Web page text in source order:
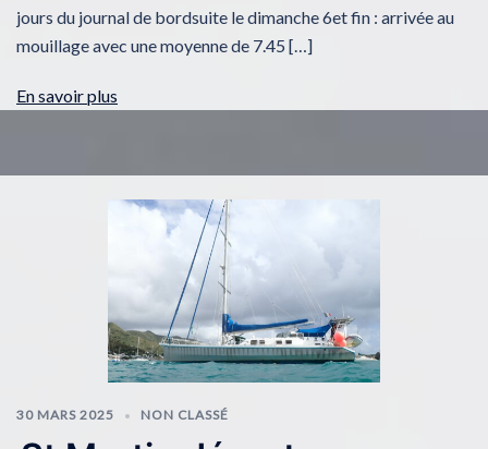
jours du journal de bordsuite le dimanche 6et fin : arrivée au
mouillage avec une moyenne de 7.45 […]
En savoir plus
30 MARS 2025 NON CLASSÉ